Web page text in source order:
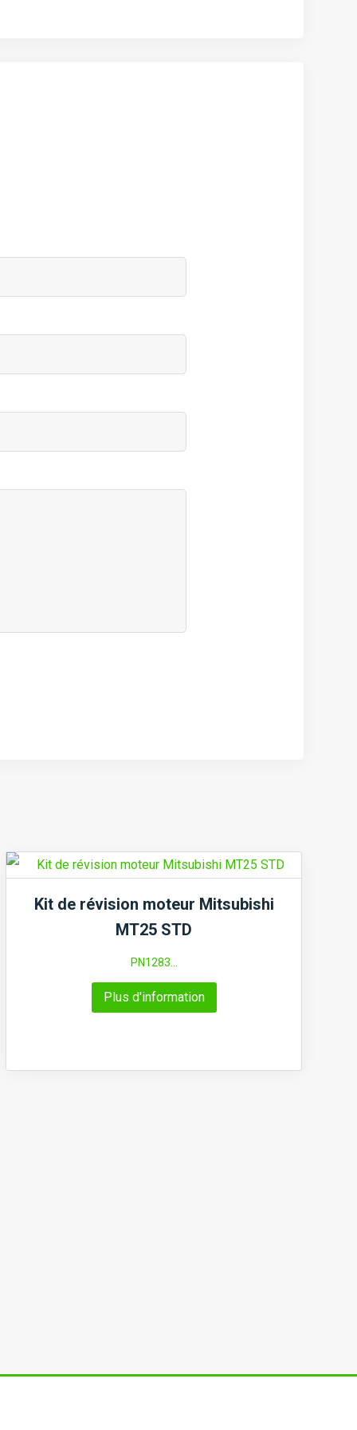
Kit de révision moteur Mitsubishi
MT25 STD
PN1283...
Plus d'information